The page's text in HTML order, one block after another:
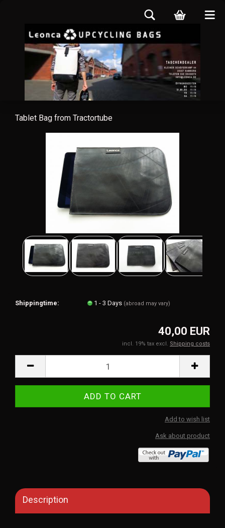
Tablet Bag from Tractortube
Shippingtime: 1 - 3 Days (abroad may vary)
40,00 EUR
incl. 19% tax excl. Shipping costs
Add to wish list
Ask about product
Description